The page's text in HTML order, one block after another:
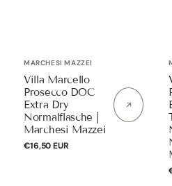
Anbieter:
MARCHESI MAZZEI
Villa Marcello
Prosecco DOC
Extra Dry
Normalflasche |
Marchesi Mazzei
Normaler
€16,50 EUR